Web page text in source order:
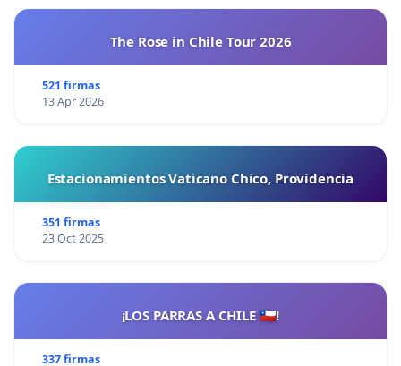
The Rose in Chile Tour 2026
521 firmas
13 Apr 2026
Estacionamientos Vaticano Chico, Providencia
351 firmas
23 Oct 2025
¡LOS PARRAS A CHILE 🇨🇱!
337 firmas